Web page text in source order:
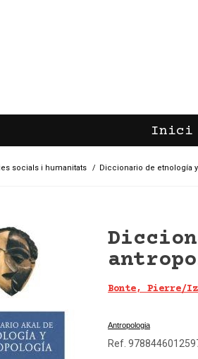
Inici
socials i humanitats / Diccionario de etnología
Bonte, Pierre/
Antropologia
Ref.